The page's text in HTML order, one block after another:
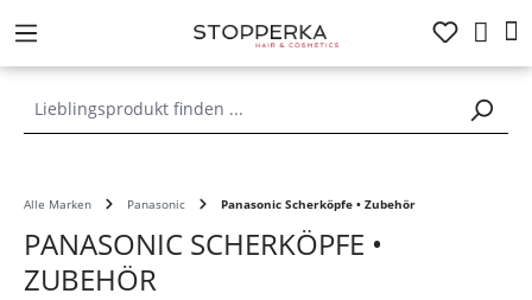
springen
Alle Marken Panasonic Panasonic Scherköpfe • Zubehör
PANASONIC SCHERKÖPFE •
ZUBEHÖR